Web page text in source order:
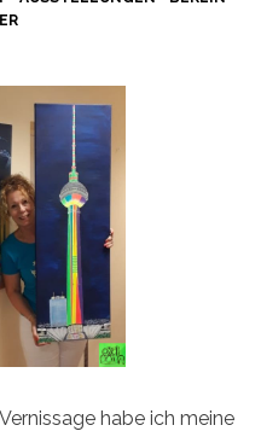
habe ich meine